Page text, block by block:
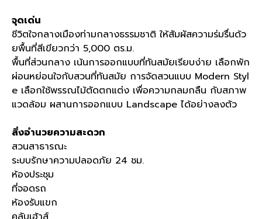
จุดเด่น
ชีวิตใจกลางเมืองท่ามกลางธรรมชาติ ให้สัมผัสความร่มรื่นด้ว
ยพื้นที่สีเขียวกว่า 5,000 ตร.ม.
พื้นที่ส่วนกลาง เน้นการออกแบบที่ทันสมัยเรียบง่าย เลือกพัก
ผ่อนหย่อนใจกับสวนที่ทันสมัย การจัดสวนแบบ Modern Styl
e เลือกใช้พรรณไม้ตัดตกแต่ง เพื่อความกลมกลืน กับสภาพ
แวดล้อม ผสานการออกแบบ Landscape ได้อย่างลงตัว
สิ่งอำนวยความสะดวก
สวนสาธารณะ
ระบบรักษาความปลอดภัย 24 ชม.
ห้องประชุม
ที่จอดรถ
ห้องรับแขก